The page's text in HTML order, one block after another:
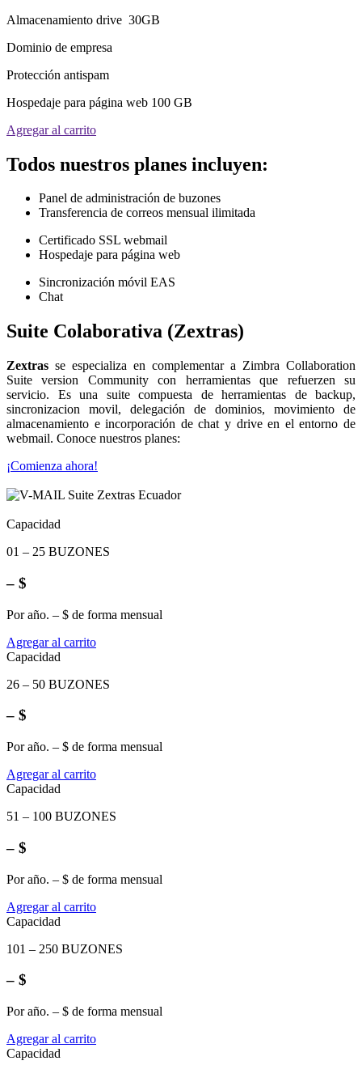
Almacenamiento drive 30GB
Dominio de empresa
Protección antispam
Hospedaje para página web 100 GB
Agregar al carrito
Todos nuestros planes incluyen:
Panel de administración de buzones
Transferencia de correos mensual ilimitada
Certificado SSL webmail
Hospedaje para página web
Sincronización móvil EAS
Chat
Suite Colaborativa (Zextras)
Zextras se especializa en complementar a Zimbra Collaboration
Suite version Community con herramientas que refuerzen su
servicio. Es una suite compuesta de herramientas de backup,
sincronizacion movil, delegación de dominios, movimiento de
almacenamiento e incorporación de chat y drive en el entorno de
webmail. Conoce nuestros planes:
¡Comienza ahora!
Capacidad
01 – 25 BUZONES
– $
Por año. – $ de forma mensual
Agregar al carrito
Capacidad
26 – 50 BUZONES
– $
Por año. – $ de forma mensual
Agregar al carrito
Capacidad
51 – 100 BUZONES
– $
Por año. – $ de forma mensual
Agregar al carrito
Capacidad
101 – 250 BUZONES
– $
Por año. – $ de forma mensual
Agregar al carrito
Capacidad